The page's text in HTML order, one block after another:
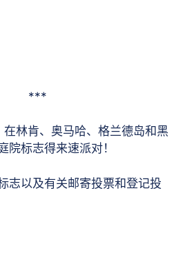
***
在林肯、奥马哈、格兰德岛和黑
院标志得来速派对！
志以及有关邮寄投票和登记投